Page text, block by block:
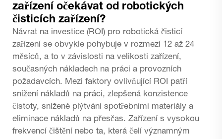
zařízení očekávat od robotických
čisticích zařízení?
Návrat na investice (ROI) pro robotická čisticí
zařízení se obvykle pohybuje v rozmezí 12 až 24
měsíců, a to v závislosti na velikosti zařízení,
současných nákladech na práci a provozních
požadavcích. Mezi faktory ovlivňující ROI patří
snížení nákladů na práci, zlepšená konzistence
čistoty, snížené plýtvání spotřebními materiály a
eliminace nákladů na přesčas. Zařízení s vysokou
frekvencí čištění nebo ta, která čelí významným